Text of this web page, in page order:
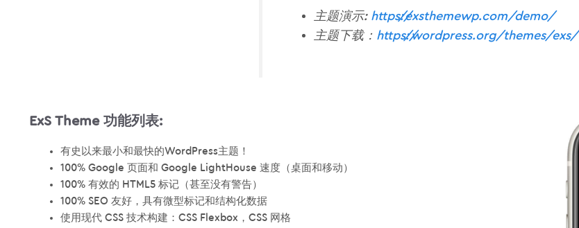
主题演示: https://exsthemewp.com/demo/
主题下载： https://wordpress.org/themes/exs/
ExS Theme 功能列表:
有史以来最小和最快的WordPress主题！
100% Google 页面和 Google LightHouse 速度（桌面和移动）
100% 有效的 HTML5 标记（甚至没有警告）
100% SEO 友好，具有微型标记和结构化数据
使用现代 CSS 技术构建：CSS Flexbox，CSS 网格